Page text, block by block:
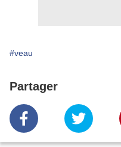
#veau
Partager